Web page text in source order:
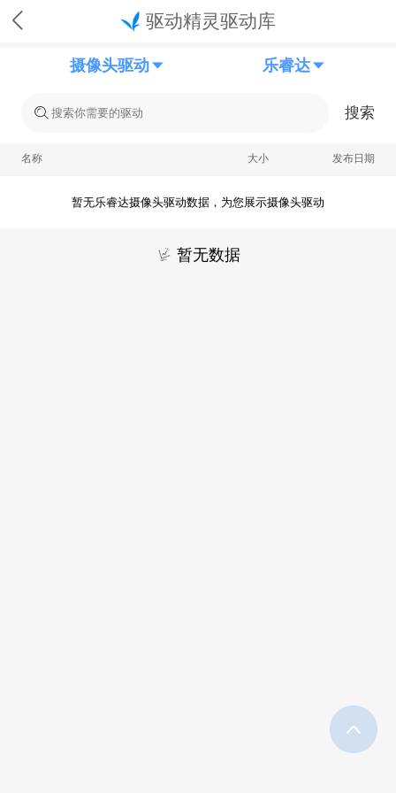
驱动精灵驱动库
摄像头驱动 乐睿达
搜索
名称 大小 发布日期
暂无乐睿达摄像头驱动数据，为您展示摄像头驱动
暂无数据